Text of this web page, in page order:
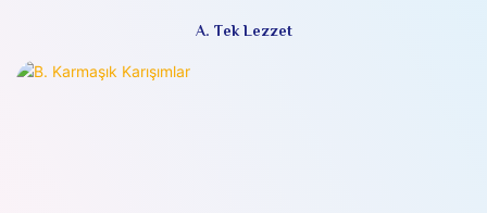
A. Tek Lezzet